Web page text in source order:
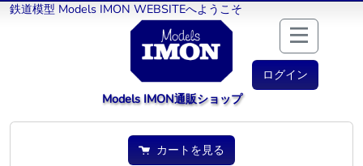
鉄道模型 Models IMON WEBSITEへようこそ
ログイン
Models IMON通販ショップ
カートを見る